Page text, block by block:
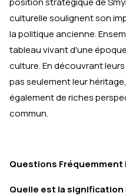
culturelle soulignent son
la politique ancienne.
tableau vivant d'une
culture. En découvrant
pas seulement leur
également de riches
commun.
Questions Fréquemment
Quelle est la